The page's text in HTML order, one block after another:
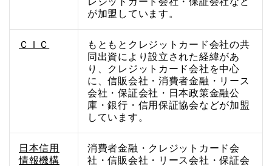
が加盟しています。
ＣＩＣ
もともとクレジットカード会社の共
同出資により設立された経緯があ
り、クレジットカード会社を中心
に、信販会社・消費者金融・リース
会社・保証会社・日本政策金融公
庫・銀行・信用保証協会などが加盟
しています。
日本信用
情報機構
消費者金融・クレジットカード会
社・信販会社・リース会社・保証会